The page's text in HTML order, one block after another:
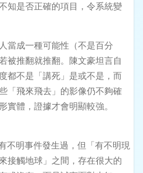
知是否正確的項目，令系統變
當成一種可能性（不是百分
被推翻就推翻。陳文豪坦言自
都不是「講死」是或不是，而
飛來飛去」的影像仍不夠確
實體，證據才會明顯較強。
不明事件發生過，但「有不明現
接觸地球」之間，存在很大的